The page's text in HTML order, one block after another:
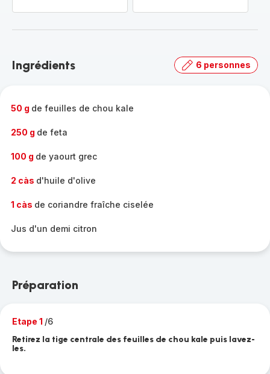
Ingrédients 6 personnes
50 g de feuilles de chou kale
250 g de feta
100 g de yaourt grec
2 càs d'huile d'olive
1 càs de coriandre fraîche ciselée
Jus d'un demi citron
Préparation
Etape 1 /6
Retirez la tige centrale des feuilles de chou kale puis lavez-
les.